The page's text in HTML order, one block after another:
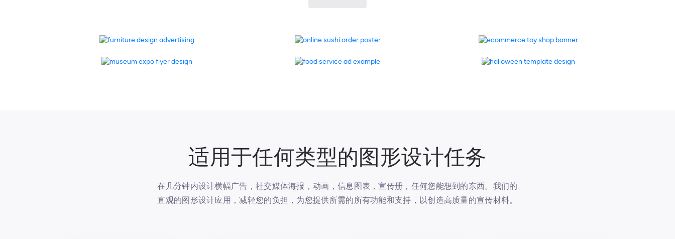
适用于任何类型的图形设计任务
在几分钟内设计横幅广告，社交媒体海报，动画，信息图表，宣传册，任何您能想到的东西。我们的
直观的图形设计应用，减轻您的负担，为您提供所需的所有功能和支持，以创造高质量的宣传材料。